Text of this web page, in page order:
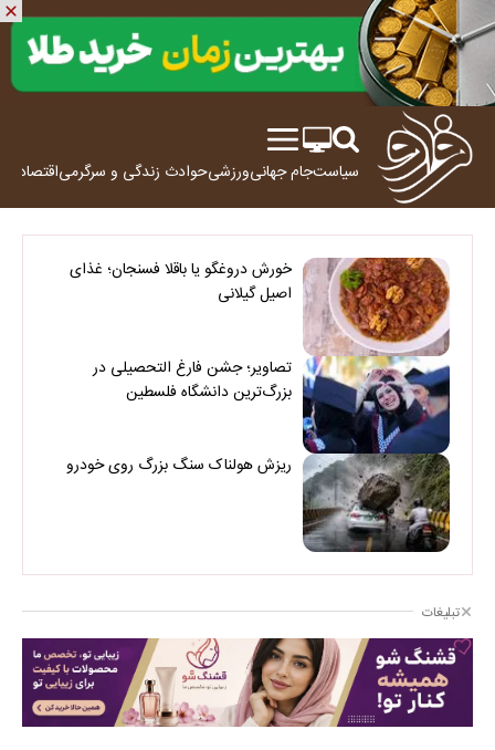
سیاستجام جهانیورزشیحوادث زندگی و سرگرمیاقتصاد
خورش دروغگو یا باقلا فسنجان؛ غذای
اصیل گیلانی
تصاویر؛ جشن فارغ التحصیلی در
بزرگ‌ترین دانشگاه فلسطین
ریزش هولناک سنگ بزرگ روی خودرو
تبلیغات